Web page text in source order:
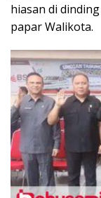
hiasan di
papar Walikota.